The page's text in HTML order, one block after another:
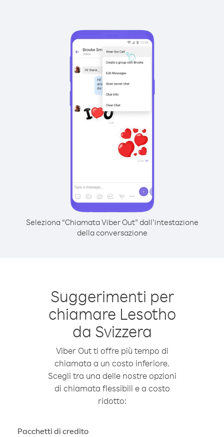
Seleziona “Chiamata Viber Out” dall’intestazione
della conversazione
Suggerimenti per
chiamare Lesotho
da Svizzera
Viber Out ti offre più tempo di
chiamata a un costo inferiore.
Scegli tra una delle nostre opzioni
di chiamata flessibili e a costo
ridotto:
Pacchetti di credito